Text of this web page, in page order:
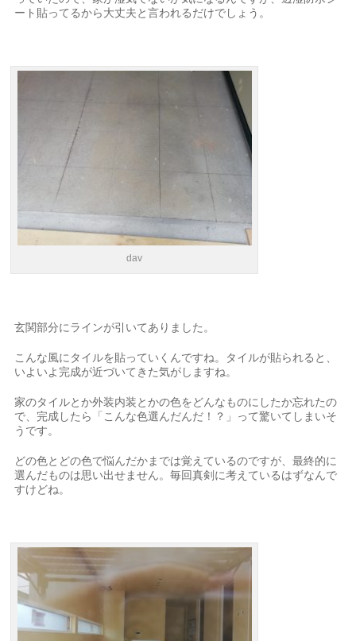
ート貼ってるから大丈夫と言われるだけでしょう。
dav
玄関部分にラインが引いてありました。
こんな風にタイルを貼っていくんですね。タイルが貼られると、
いよいよ完成が近づいてきた気がしますね。
家のタイルとか外装内装とかの色をどんなものにしたか忘れたの
で、完成したら「こんな色選んだんだ！？」って驚いてしまいそ
うです。
どの色とどの色で悩んだかまでは覚えているのですが、最終的に
選んだものは思い出せません。毎回真剣に考えているはずなんで
すけどね。